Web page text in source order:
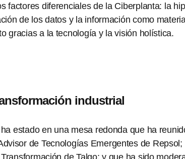
factores diferenciales de la Ciberplanta: la
de los datos y la información como
gracias a la tecnología y la visión holística.
industrial
estado en una mesa redonda que ha
de Tecnologías Emergentes de
de Talgo; y que ha sido